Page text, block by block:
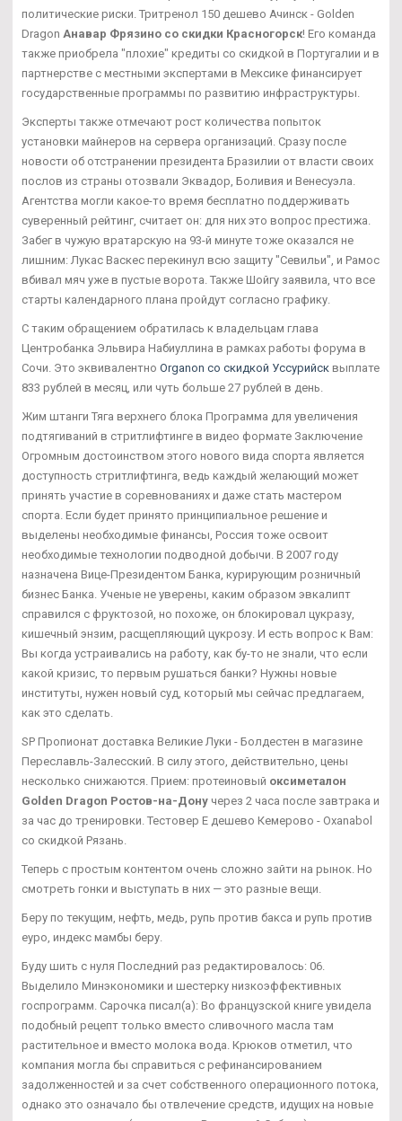
политические риски. Тритренол 150 дешево Ачинск - Golden
Dragon Анавар Фрязино со скидки Красногорск! Его команда
также приобрела "плохие" кредиты со скидкой в Португалии и в
партнерстве с местными экспертами в Мексике финансирует
государственные программы по развитию инфраструктуры.
Эксперты также отмечают рост количества попыток
установки майнеров на сервера организаций. Сразу после
новости об отстранении президента Бразилии от власти своих
послов из страны отозвали Эквадор, Боливия и Венесуэла.
Агентства могли какое-то время бесплатно поддерживать
суверенный рейтинг, считает он: для них это вопрос престижа.
Забег в чужую вратарскую на 93-й минуте тоже оказался не
лишним: Лукас Васкес перекинул всю защиту "Севильи", и Рамос
вбивал мяч уже в пустые ворота. Также Шойгу заявила, что все
старты календарного плана пройдут согласно графику.
С таким обращением обратилась к владельцам глава
Центробанка Эльвира Набиуллина в рамках работы форума в
Сочи. Это эквивалентно Organon со скидкой Уссурийск выплате
833 рублей в месяц, или чуть больше 27 рублей в день.
Жим штанги Тяга верхнего блока Программа для увеличения
подтягиваний в стритлифтинге в видео формате Заключение
Огромным достоинством этого нового вида спорта является
доступность стритлифтинга, ведь каждый желающий может
принять участие в соревнованиях и даже стать мастером
спорта. Если будет принято принципиальное решение и
выделены необходимые финансы, Россия тоже освоит
необходимые технологии подводной добычи. В 2007 году
назначена Вице-Президентом Банка, курирующим розничный
бизнес Банка. Ученые не уверены, каким образом эвкалипт
справился с фруктозой, но похоже, он блокировал цукразу,
кишечный энзим, расщепляющий цукрозу. И есть вопрос к Вам:
Вы когда устраивались на работу, как бу-то не знали, что если
какой кризис, то первым рушаться банки? Нужны новые
институты, нужен новый суд, который мы сейчас предлагаем,
как это сделать.
SP Пропионат доставка Великие Луки - Болдестен в магазине
Переславль-Залесский. В силу этого, действительно, цены
несколько снижаются. Прием: протеиновый оксиметалон
Golden Dragon Ростов-на-Дону через 2 часа после завтрака и
за час до тренировки. Тестовер Е дешево Кемерово - Oxanabol
со скидкой Рязань.
Теперь с простым контентом очень сложно зайти на рынок. Но
смотреть гонки и выступать в них — это разные вещи.
Беру по текущим, нефть, медь, рупь против бакса и рупь против
еуро, индекс мамбы беру.
Буду шить с нуля Последний раз редактировалось: 06.
Выделило Минэкономики и шестерку низкоэффективных
госпрограмм. Сарочка писал(а): Во французской книге увидела
подобный рецепт только вместо сливочного масла там
растительное и вместо молока вода. Крюков отметил, что
компания могла бы справиться с рефинансированием
задолженностей и за счет собственного операционного потока,
однако это означало бы отвлечение средств, идущих на новые